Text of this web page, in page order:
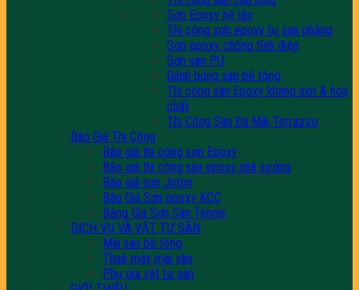
Sơn Epoxy hệ lăn
Thi công sơn epoxy tự san phẳng
Sơn epoxy chống tĩnh điện
Sơn sàn PU
Đánh bóng sàn bê tông
Thi công sàn Epoxy kháng axit & hoá
chất
Thi Công Sàn Đá Mài Terrazzo
Báo Giá Thi Công
Báo giá thi công sơn Epoxy
Báo giá thi công sàn epoxy nhà xưởng
Báo giá sơn Joton
Báo Giá Sơn epoxy KCC
Bảng Giá Sơn Sân Tennis
DỊCH VỤ VÀ VẬT TƯ SÀN
Mài sàn bê tông
Thuê máy mài sàn
Phụ gia vật tư sàn